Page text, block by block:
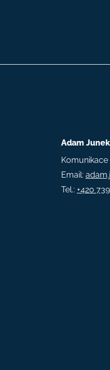
Adam Junek
Komunikace
Email:
Tel.: +420